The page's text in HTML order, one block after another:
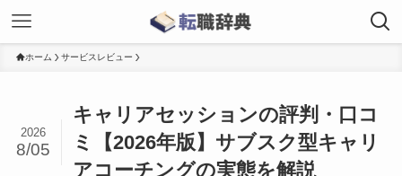
ホーム サービスレビュー
キャリアセッションの評判・口コ
ミ【2026年版】サブスク型キャリ
アコーチングの実態を解説
2026
8/05